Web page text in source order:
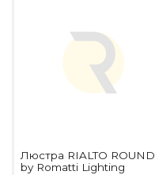
Люстра RIALTO ROUND
by Romatti Lighting